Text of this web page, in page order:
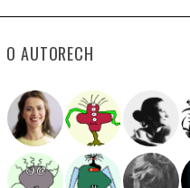
O AUTORECH